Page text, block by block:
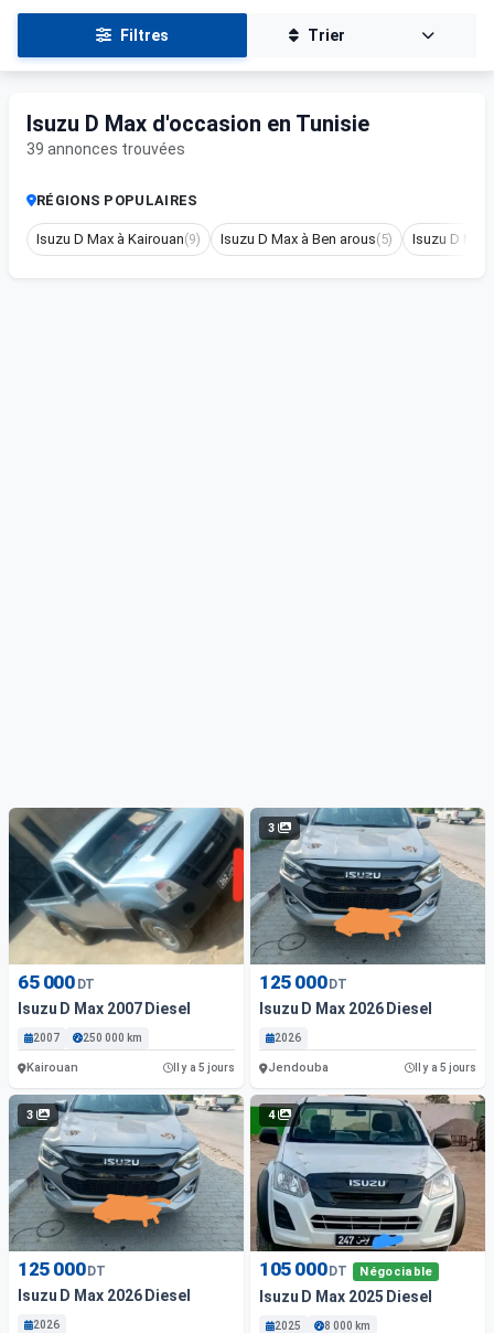
Filtres Trier
Isuzu D Max d'occasion en Tunisie
39 annonces trouvées
RÉGIONS POPULAIRES
Isuzu D Max à Kairouan(9) Isuzu D Max à Ben arous(5) Isuzu D
65 000 DT
Isuzu D Max 2007 Diesel
2007 250 000 km
Kairouan Il y a 5 jours
3
125 000 DT
Isuzu D Max 2026 Diesel
2026
Jendouba Il y a 5 jours
3
125 000 DT
Isuzu D Max 2026 Diesel
2026
4
105 000 DT Négociable
Isuzu D Max 2025 Diesel
2025 8 000 km